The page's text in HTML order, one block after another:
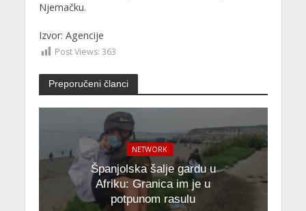
Njemačku.
Izvor: Agencije
Post Views: 363
Preporučeni članci
NETWORK
Španjolska šalje gardu u
Afriku: Granica im je u
potpunom rasulu